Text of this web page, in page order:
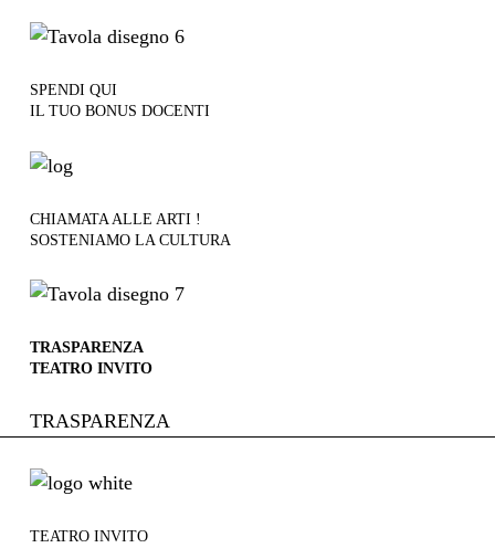
SPENDI QUI
IL TUO BONUS DOCENTI
CHIAMATA ALLE ARTI !
SOSTENIAMO LA CULTURA
TRASPARENZA
TEATRO INVITO
TRASPARENZA
TEATRO INVITO